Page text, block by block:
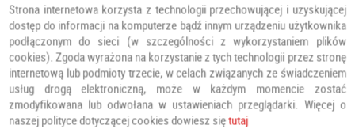
podłogowym
Polecamy również
Strona internetowa korzysta z technologii przechowującej i uzyskującej
dostęp do informacji na komputerze bądź innym urządzeniu użytkownika
podłączonym do sieci (w szczególności z wykorzystaniem plików
cookies). Zgoda wyrażona na korzystanie z tych technologii przez stronę
internetową lub podmioty trzecie, w celach związanych ze świadczeniem
usług drogą elektroniczną, może w każdym momencie zostać
zmodyfikowana lub odwołana w ustawieniach przeglądarki. Więcej o
naszej polityce dotyczącej cookies dowiesz siętutaj